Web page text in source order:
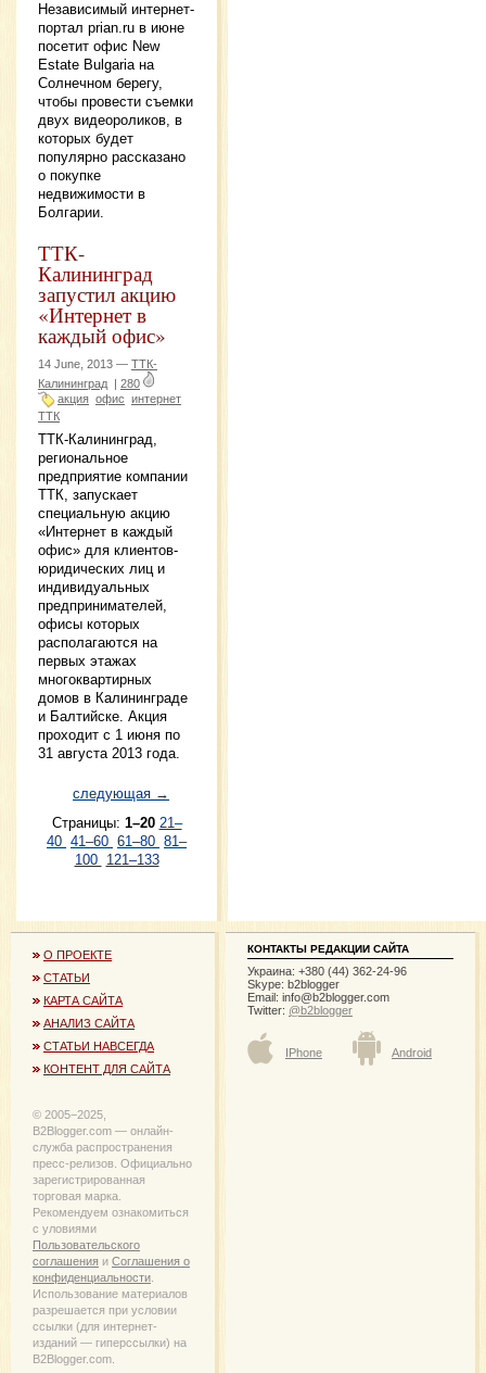
Независимый интернет-
портал prian.ru в июне
посетит офис New
Estate Bulgaria на
Солнечном берегу,
чтобы провести съемки
двух видеороликов, в
которых будет
популярно рассказано
о покупке
недвижимости в
Болгарии.
ТТК-
Калининград
запустил акцию
«Интернет в
каждый офис»
14 June, 2013 — ТТК-
Калининград | 280
акция офис интернет
ТТК
ТТК-Калининград,
региональное
предприятие компании
ТТК, запускает
специальную акцию
«Интернет в каждый
офис» для клиентов-
юридических лиц и
индивидуальных
предпринимателей,
офисы которых
располагаются на
первых этажах
многоквартирных
домов в Калининграде
и Балтийске. Акция
проходит с 1 июня по
31 августа 2013 года.
следующая →
Страницы: 1–20 21–
40 41–60 61–80 81–
100 121–133
О ПРОЕКТЕ
СТАТЬИ
КАРТА САЙТА
АНАЛИЗ САЙТА
СТАТЬИ НАВСЕГДА
КОНТЕНТ ДЛЯ САЙТА
© 2005−2025,
B2Blogger.com — онлайн-
служба распространения
пресс-релизов. Официально
зарегистрированная
торговая марка.
Рекомендуем ознакомиться
с уловиями
Пользовательского
соглашения и Соглашения о
конфиденциальности
Использование материалов
разрешается при условии
ссылки (для интернет-
изданий — гиперссылки) на
B2Blogger.com.
КОНТАКТЫ РЕДАКЦИИ САЙТА
Украина: +380 (44) 362-24-96
Skype: b2blogger
Email: info@b2blogger.com
Twitter: @b2blogger
IPhone Android